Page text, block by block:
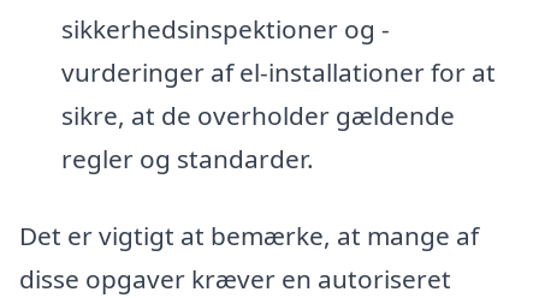
sikkerhedsinspektioner og -
vurderinger af el-installationer for at
sikre, at de overholder gældende
regler og standarder.
Det er vigtigt at bemærke, at mange af
disse opgaver kræver en autoriseret